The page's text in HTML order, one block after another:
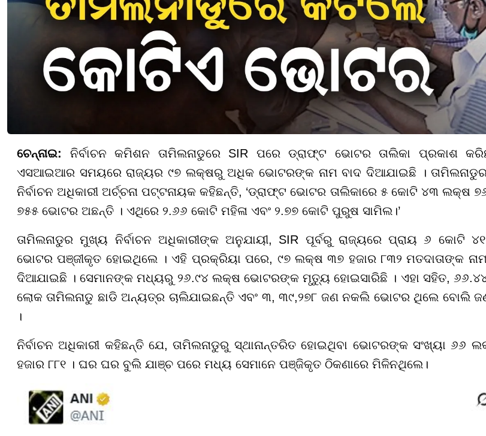
ଚେନ୍ନାଇ: ନିର୍ବାଚନ କମିଶନ ତାମିଲନାଡୁରେ SIR ପରେ ଡ୍ରାଫ୍ଟ ଭୋଟର ତାଲିକା ପ୍ରକାଶ
ଏସଆଇଆର ସମୟରେ ରାଜ୍ୟର ୯୭ ଲକ୍ଷରୁ ଅଧିକ ଭୋଟରଙ୍କ ନାମ ବାଦ ଦିଆଯାଇଛି ।
ନିର୍ବାଚନ ଅଧିକାରୀ ଅର୍ଚ୍ଚନା ପଟ୍ଟନାୟକ କହିଛନ୍ତି, ‘ଡ୍ରାଫ୍ଟ ଭୋଟର ତାଲିକାରେ ୫ କୋଟି ୪୩ ଲକ୍ଷ
୭୫୫ ଭୋଟର ଅଛନ୍ତି । ଏଥିରେ ୨.୬୬ କୋଟି ମହିଳା ଏବଂ ୨.୭୭ କୋଟି ପୁରୁଷ ସାମିଲ।’
ତାମିଲନାଡୁର ମୁଖ୍ୟ ନିର୍ବାଚନ ଅଧିକାରୀଙ୍କ ଅନୁଯାୟୀ, SIR ପୂର୍ବରୁ ରାଜ୍ୟରେ ପ୍ରାୟ ୬ କୋଟି
ଭୋଟର ପଞ୍ଜୀକୃତ ହୋଇଥିଲେ । ଏହି ପ୍ରକ୍ରିୟା ପରେ, ୯୭ ଲକ୍ଷ ୩୭ ହଜାର ୮୩୨ ମତଦାତାଙ୍କ
ଦିଆଯାଇଛି । ସେମାନଙ୍କ ମଧ୍ୟରୁ ୨୬.୯୪ ଲକ୍ଷ ଭୋଟରଙ୍କ ମୃତ୍ୟୁ ହୋଇସାରିଛି । ଏହା ସହିତ,
ଲୋକ ତାମିଲନାଡୁ ଛାଡି ଅନ୍ୟତ୍ର ଚାଲିଯାଇଛନ୍ତି ଏବଂ ୩, ୩୯,୨୭୮ ଜଣ ନକଲି ଭୋଟର ଥିଲେ ବୋଲି
।
ନିର୍ବାଚନ ଅଧିକାରୀ କହିଛନ୍ତି ଯେ, ତାମିଲନାଡୁରୁ ସ୍ଥାନାନ୍ତରିତ ହୋଇଥିବା ଭୋଟରଙ୍କ ସଂଖ୍ୟା ୬୬
ହଜାର ୮୮୧ । ଘର ଘର ବୁଲି ଯାଞ୍ଚ ପରେ ମଧ୍ୟ ସେମାନେ ପଞ୍ଜିକୃତ ଠିକଣାରେ ମିଳିନଥିଲେ।